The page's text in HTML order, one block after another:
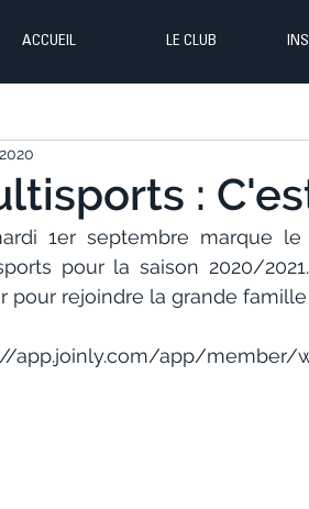
ACCUEIL LE CLUB
:
1er septembre marque
pour la saison 2020/
pour rejoindre la grande
app.joinly.com/app/member/